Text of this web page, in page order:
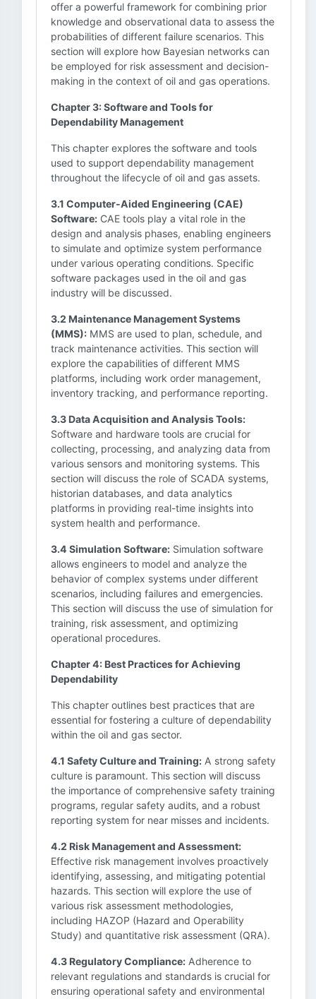
offer a powerful framework for combining prior
knowledge and observational data to assess the
probabilities of different failure scenarios. This
section will explore how Bayesian networks can
be employed for risk assessment and decision-
making in the context of oil and gas operations.
Chapter 3: Software and Tools for
Dependability Management
This chapter explores the software and tools
used to support dependability management
throughout the lifecycle of oil and gas assets.
3.1 Computer-Aided Engineering (CAE)
Software: CAE tools play a vital role in the
design and analysis phases, enabling engineers
to simulate and optimize system performance
under various operating conditions. Specific
software packages used in the oil and gas
industry will be discussed.
3.2 Maintenance Management Systems
(MMS): MMS are used to plan, schedule, and
track maintenance activities. This section will
explore the capabilities of different MMS
platforms, including work order management,
inventory tracking, and performance reporting.
3.3 Data Acquisition and Analysis Tools:
Software and hardware tools are crucial for
collecting, processing, and analyzing data from
various sensors and monitoring systems. This
section will discuss the role of SCADA systems,
historian databases, and data analytics
platforms in providing real-time insights into
system health and performance.
3.4 Simulation Software: Simulation software
allows engineers to model and analyze the
behavior of complex systems under different
scenarios, including failures and emergencies.
This section will discuss the use of simulation for
training, risk assessment, and optimizing
operational procedures.
Chapter 4: Best Practices for Achieving
Dependability
This chapter outlines best practices that are
essential for fostering a culture of dependability
within the oil and gas sector.
4.1 Safety Culture and Training: A strong safety
culture is paramount. This section will discuss
the importance of comprehensive safety training
programs, regular safety audits, and a robust
reporting system for near misses and incidents.
4.2 Risk Management and Assessment:
Effective risk management involves proactively
identifying, assessing, and mitigating potential
hazards. This section will explore the use of
various risk assessment methodologies,
including HAZOP (Hazard and Operability
Study) and quantitative risk assessment (QRA).
4.3 Regulatory Compliance: Adherence to
relevant regulations and standards is crucial for
ensuring operational safety and environmental